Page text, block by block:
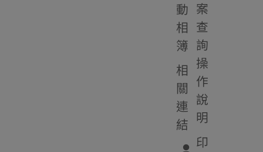
動
相
簿
相
關
連
結
案
查
詢
操
作
說
明
印